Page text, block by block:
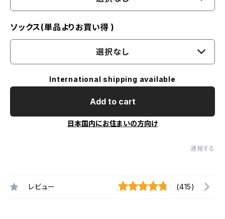
ソックス(単品よりお買い得 )
選択なし
International shipping available
Add to cart
日本国内にお住まいの方向け
通報する
レビュー (415)